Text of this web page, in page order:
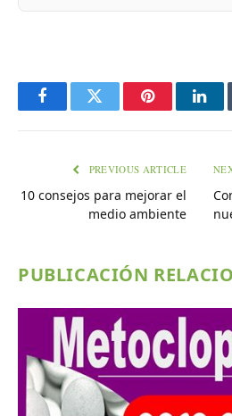
FacebookTwitter Pinterest
PREVIOUS ARTICLE
10 consejos para mejorar el
medio ambiente
PUBLICACIÓN